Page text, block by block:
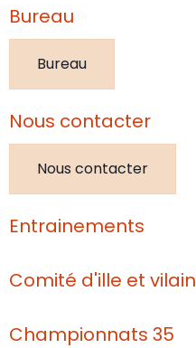
Bureau
Bureau
Nous contacter
Nous contacter
Entrainements
Comité d'ille et
Championnats 35